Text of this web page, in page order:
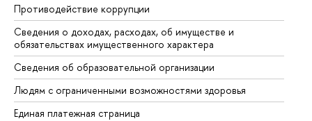
Противодействие коррупции
Сведения о доходах, расходах, об имуществе и
обязательствах имущественного характера
Сведения об образовательной организации
Людям с ограниченными возможностями здоровья
Единая платежная страница